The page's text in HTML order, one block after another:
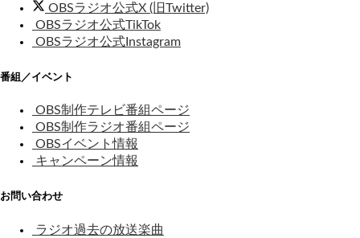
OBSラジオ公式X (旧Twitter)
OBSラジオ公式TikTok
OBSラジオ公式Instagram
番組／イベント
OBS制作テレビ番組ページ
OBS制作ラジオ番組ページ
OBSイベント情報
キャンペーン情報
お問い合わせ
ラジオ過去の放送楽曲